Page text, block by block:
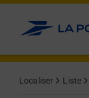
Allez au contenu
Localiser Liste
Day of the Week
Get directions to
lien s'ouvre dans